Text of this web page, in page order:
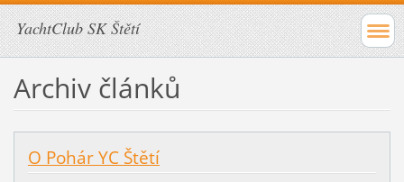
YachtClub SK Štětí
Archiv článků
O Pohár YC Štětí